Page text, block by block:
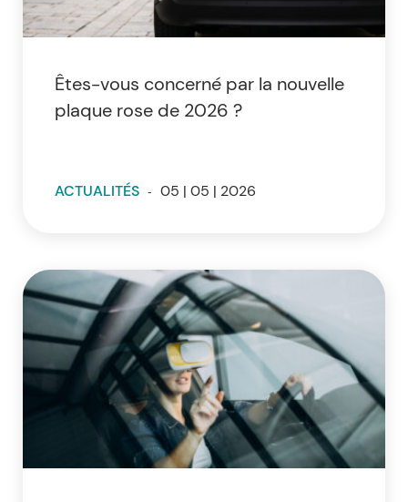
Êtes-vous concerné par la nouvelle
plaque rose de 2026 ?
ACTUALITÉS - 05 | 05 | 2026